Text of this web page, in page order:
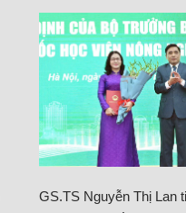
GS.TS Nguyễn Thị Lan